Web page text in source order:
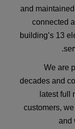
and
building’s
“We
decades and
latest
customers,